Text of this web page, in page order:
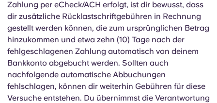
Zahlung per eCheck/ACH erfolgt, ist dir bewusst, dass
dir zusätzliche Rücklastschriftgebühren in Rechnung
gestellt werden können, die zum ursprünglichen Betrag
hinzukommen und etwa zehn (10) Tage nach der
fehlgeschlagenen Zahlung automatisch von deinem
Bankkonto abgebucht werden. Sollten auch
nachfolgende automatische Abbuchungen
fehlschlagen, können dir weiterhin Gebühren für diese
Versuche entstehen. Du übernimmst die Verantwortung